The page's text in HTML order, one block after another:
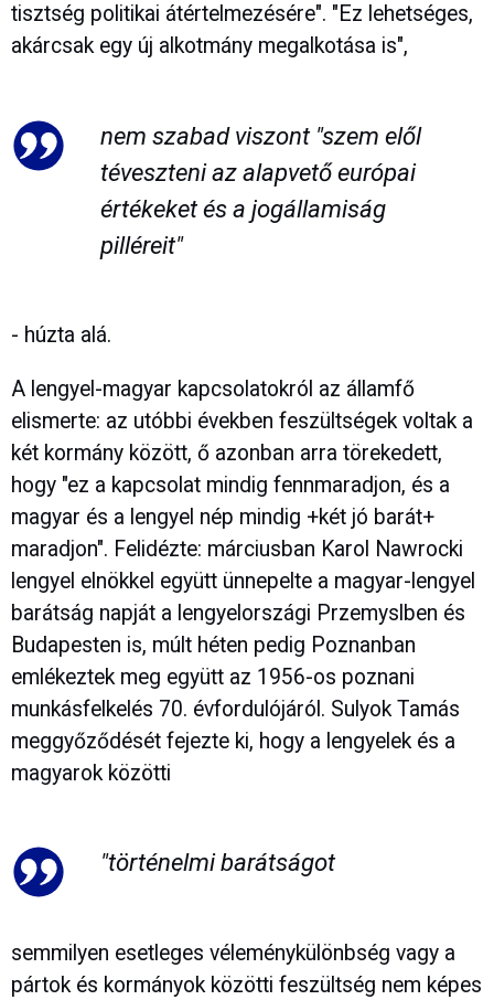
tisztség politikai átértelmezésére". "Ez lehetséges,
akárcsak egy új alkotmány megalkotása is",
nem szabad viszont "szem elől
téveszteni az alapvető európai
értékeket és a jogállamiság
pilléreit"
- húzta alá.
A lengyel-magyar kapcsolatokról az államfő
elismerte: az utóbbi években feszültségek voltak a
két kormány között, ő azonban arra törekedett,
hogy "ez a kapcsolat mindig fennmaradjon, és a
magyar és a lengyel nép mindig +két jó barát+
maradjon". Felidézte: márciusban Karol Nawrocki
lengyel elnökkel együtt ünnepelte a magyar-lengyel
barátság napját a lengyelországi Przemyslben és
Budapesten is, múlt héten pedig Poznanban
emlékeztek meg együtt az 1956-os poznani
munkásfelkelés 70. évfordulójáról. Sulyok Tamás
meggyőződését fejezte ki, hogy a lengyelek és a
magyarok közötti
"történelmi barátságot
semmilyen esetleges véleménykülönbség vagy a
pártok és kormányok közötti feszültség nem képes